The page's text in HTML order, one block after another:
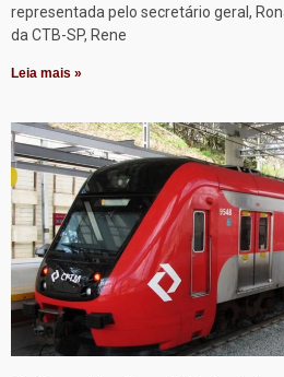
representada pelo secretário geral,
da CTB-SP, Rene
Leia mais »